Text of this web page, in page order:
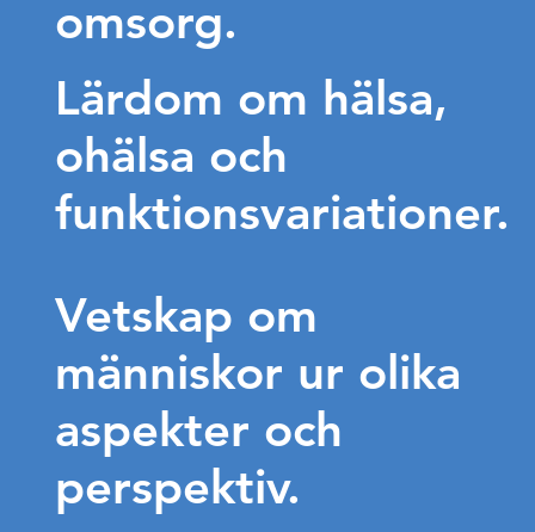
omsorg.
Lärdom om hälsa,
ohälsa och
funktionsvariationer.
Vetskap om
människor ur olika
aspekter och
perspektiv.